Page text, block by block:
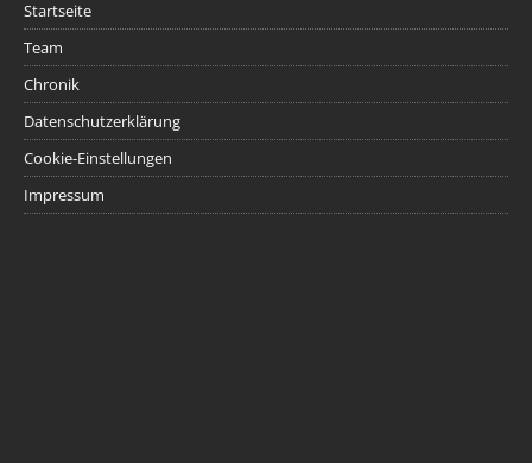
Startseite
Team
Chronik
Datenschutzerklärung
Cookie-Einstellungen
Impressum